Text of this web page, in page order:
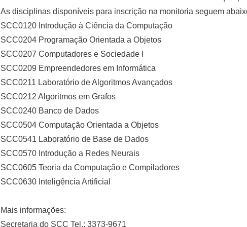
As disciplinas disponíveis para inscrição na monitoria seguem
SCC0120 Introdução à Ciência da Computação
SCC0204 Programação Orientada a Objetos
SCC0207 Computadores e Sociedade I
SCC0209 Empreendedores em Informática
SCC0211 Laboratório de Algoritmos Avançados
SCC0212 Algoritmos em Grafos
SCC0240 Banco de Dados
SCC0504 Computação Orientada a Objetos
SCC0541 Laboratório de Base de Dados
SCC0570 Introdução a Redes Neurais
SCC0605 Teoria da Computação e Compiladores
SCC0630 Inteligência Artificial
Mais informações:
Secretaria do SCC Tel.: 3373-9671